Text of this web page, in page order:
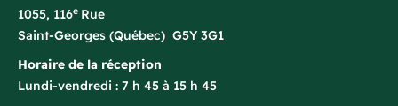
1055, 116e Rue
Saint-Georges (Québec) G5Y 3G1
Horaire de la réception
Lundi-vendredi : 7 h 45 à 15 h 45